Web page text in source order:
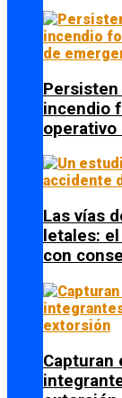
incendio
operativo
Las vías
letales:
con
Capturan